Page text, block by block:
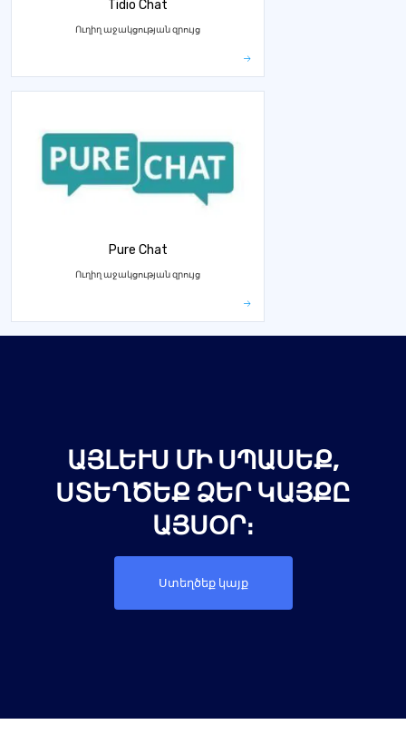
Tidio Chat
Ուղիղ աջակցության զրույց
Pure Chat
Ուղիղ աջակցության զրույց
ԱՅԼԵՒՍ ՄԻ ՍՊԱՍԵՔ, Ս
ՏԵՂԾԵՔ ՁԵՐ ԿԱՅՔԸ Ա
ՅՍՕՐ։
Ստեղծեք կայք